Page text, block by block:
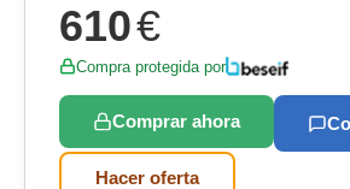
610€
Compra protegida por
Comprar ahora
Hacer oferta